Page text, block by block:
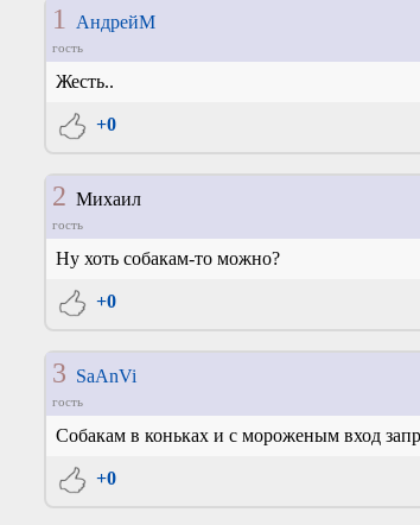
1 АндрейМ
гость
Жесть..
+0
2 Михаил
гость
Ну хоть собакам-то можно?
+0
3 SaAnVi
гость
Собакам в коньках и с мороженым вход
+0